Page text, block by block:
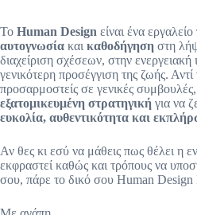
Το Human Design είναι ένα
αυτογνωσία και καθοδήγηση στη
διαχείριση σχέσεων, στην ενεργειακή
γενικότερη προσέγγιση της ζωής.
προσαρμοστείς σε γενικές συμβουλές,
εξατομικευμένη στρατηγική για να
ευκολία, αυθεντικότητα και
Αν θες κι εσύ να μάθεις πως θέλει η
εκφραστεί καθώς και τρόπους να
σου, πάρε το δικό σου Human Design